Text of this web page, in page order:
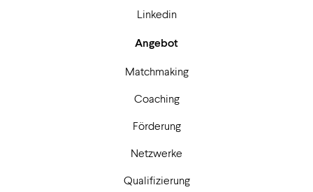
Linkedin
Angebot
Matchmaking
Coaching
Förderung
Netzwerke
Qualifizierung